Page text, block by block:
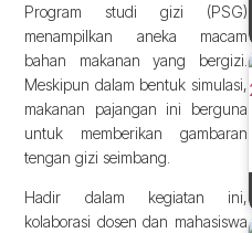
Program studi gizi (PSG)
menampilkan aneka macam
bahan makanan yang bergizi.
Meskipun dalam bentuk simulasi,
makanan pajangan ini berguna
untuk memberikan gambaran
tengan gizi seimbang.
Hadir dalam kegiatan ini,
kolaborasi dosen dan mahasiswa